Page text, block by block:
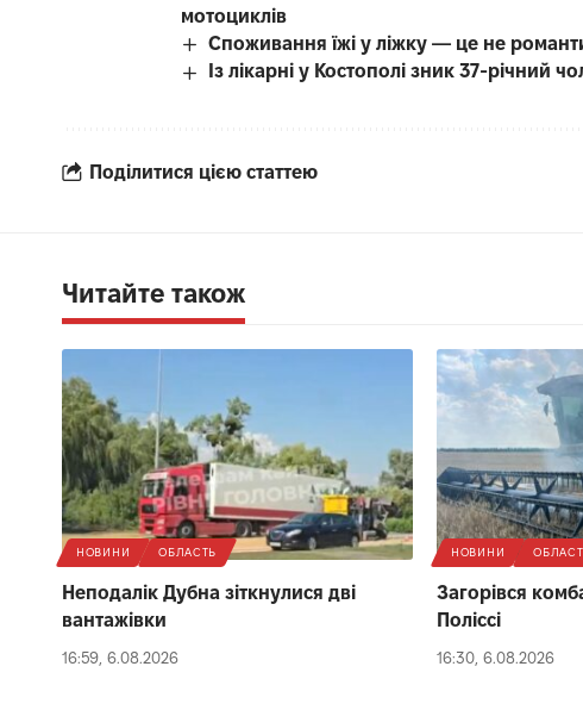
мотоциклів
Споживання їжі у ліжку — це не
Із лікарні у Костополі зник 37-річний
Поділитися цією статтею
Читайте також
НОВИНИ ОБЛАСТЬ
Неподалік Дубна зіткнулися дві
вантажівки
16:59, 6.08.2026
НОВИНИ
Загорівся
Поліссі
16:30, 6.08.2026